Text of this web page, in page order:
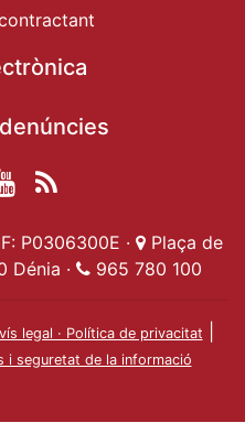
de Dénia
Ajuntament
de Dénia
Ajuntament de
Dénia
Actualitat
Ajuntament
P0306300E ·
Plaça de
Dénia ·
965 780 100
legal · Política de privacitat
i seguretat de la informació